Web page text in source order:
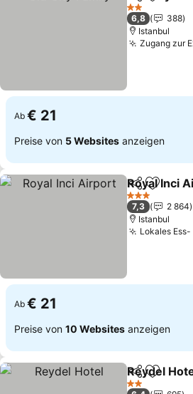
2 Sterne
6,8
388
Istanbul
Zugang zur
Ab € 21
Preise von 5 Websites anzeigen
TeilenZu
Royal Inci
3 Sterne
7,3
2 864
Istanbul
Lokales
Ab € 21
Preise von 10 Websites anzeigen
TeilenZu
Reydel
2 Sterne